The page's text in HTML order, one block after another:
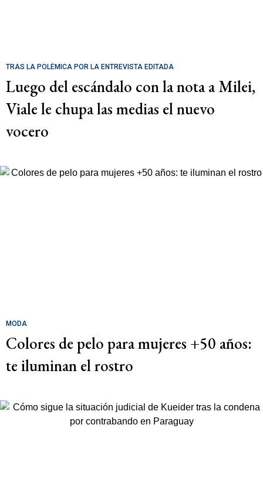
TRAS LA POLÉMICA POR LA ENTREVISTA EDITADA
Luego del escándalo con la nota a Milei,
Viale le chupa las medias el nuevo
vocero
MODA
Colores de pelo para mujeres +50 años:
te iluminan el rostro